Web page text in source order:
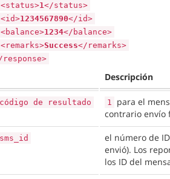
<status>1</status>
<id>1234567890</id>
<balance>1234</balance>
<remarks>Success</remarks>
response>
Descripción
código de resultado 1
para el
contrario envío
sms_id
el número de
envió). Los
los ID del